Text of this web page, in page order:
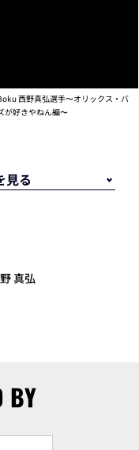
西野真弘選手〜オリックス・バ
が好きやねん編〜
真弘
BY